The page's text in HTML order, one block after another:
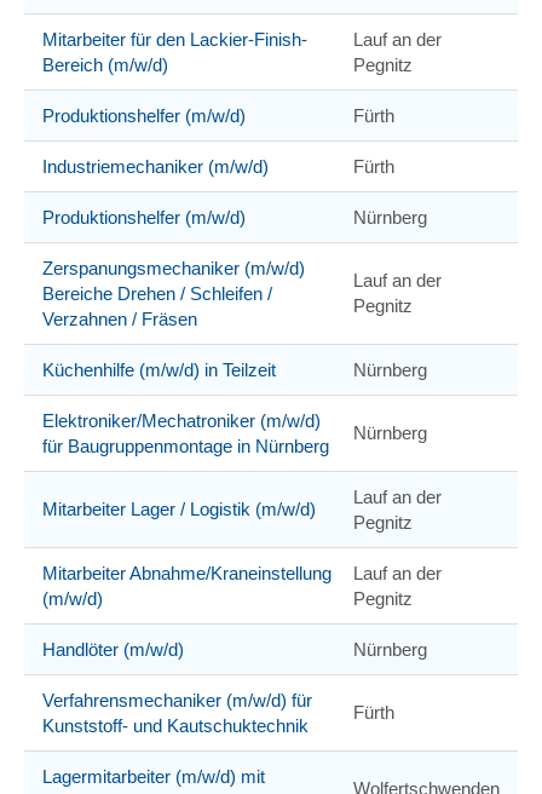
Mitarbeiter für den Lackier-Finish-
Bereich (m/w/d)
Lauf an der
Pegnitz
Produktionshelfer (m/w/d) Fürth
Industriemechaniker (m/w/d) Fürth
Produktionshelfer (m/w/d) Nürnberg
Zerspanungsmechaniker (m/w/d)
Bereiche Drehen / Schleifen /
Verzahnen / Fräsen
Lauf an der
Pegnitz
Küchenhilfe (m/w/d) in Teilzeit Nürnberg
Elektroniker/Mechatroniker (m/w/d)
für Baugruppenmontage in Nürnberg
Nürnberg
Mitarbeiter Lager / Logistik (m/w/d)
Lauf an der
Pegnitz
Mitarbeiter Abnahme/Kraneinstellung
(m/w/d)
Lauf an der
Pegnitz
Handlöter (m/w/d) Nürnberg
Verfahrensmechaniker (m/w/d) für
Kunststoff- und Kautschuktechnik
Fürth
Lagermitarbeiter (m/w/d) mit
Wolfertschwenden